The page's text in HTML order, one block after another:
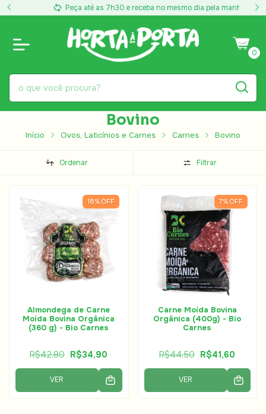
Peça até as 7h30 e receba no mesmo dia pela manhã
0
Bovino
Início Ovos, Laticínios e Carnes Carnes Bovino
Ordenar Filtrar
18% OFF
Almondega de Carne
Moída Bovina Orgânica
(360 g) - Bio Carnes
R$42,80 R$34,90
VER
7% OFF
Carne Moída Bovina
Orgânica (400g) - Bio
Carnes
R$44,50 R$41,60
VER